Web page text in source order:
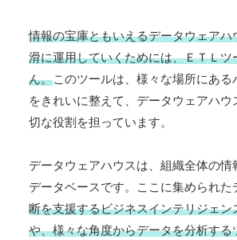
情報の宝庫ともいえるデータウェアハ
滑に運用していくためには、ＥＴＬツ
ん。このツールは、様々な場所にある
をきれいに整えて、データウェアハウ
切な役割を担っています。
データウェアハウスは、組織全体の情
データベースです。ここに集められた
断を支援するビジネスインテリジェン
や、様々な角度からデータを分析する